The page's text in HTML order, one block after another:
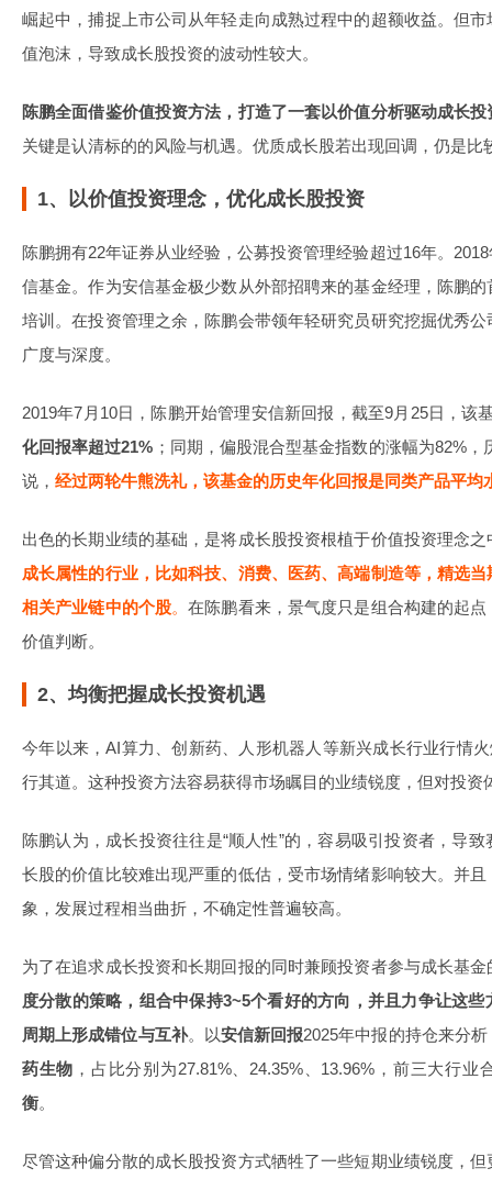
崛起中，捕捉上市公司从年轻走向成熟过程中的超额收益。但
值泡沫，导致成长股投资的波动性较大。
陈鹏全面借鉴价值投资方法，打造了一套以价值分析驱动成长投
关键是认清标的的风险与机遇。优质成长股若出现回调，仍是比
1、以价值投资理念，优化成长股投资
陈鹏拥有22年证券从业经验，公募投资管理经验超过16年。
信基金。作为安信基金极少数从外部招聘来的基金经理，陈鹏
培训。在投资管理之余，陈鹏会带领年轻研究员研究挖掘优秀
广度与深度。
2019年7月10日，陈鹏开始管理安信新回报，截至9月25日，该
化回报率超过21% ；同期，偏股混合型基金指数的涨幅为82%
说， 经过两轮牛熊洗礼，该基金的历史年化回报是同类产品平均
出色的长期业绩的基础，是将成长股投资根植于价值投资理念之
成长属性的行业，比如科技、消费、医药、高端制造等，精选
相关产业链中的个股。在陈鹏看来，景气度只是组合构建的起
价值判断。
2、均衡把握成长投资机遇
今年以来，AI算力、创新药、人形机器人等新兴成长行业行情
行其道。这种投资方法容易获得市场瞩目的业绩锐度，但对投资
陈鹏认为，成长投资往往是“顺人性”的，容易吸引投资者，导
长股的价值比较难出现严重的低估，受市场情绪影响较大。并
象，发展过程相当曲折，不确定性普遍较高。
为了在追求成长投资和长期回报的同时兼顾投资者参与成长基
度分散的策略，组合中保持3~5个看好的方向，并且力争让这
周期上形成错位与互补。以安信新回报2025年中报的持仓来分析
药生物 ，占比分别为27.81%、24.35%、13.96%，前三大行业
衡。
尽管这种偏分散的成长股投资方式牺牲了一些短期业绩锐度，